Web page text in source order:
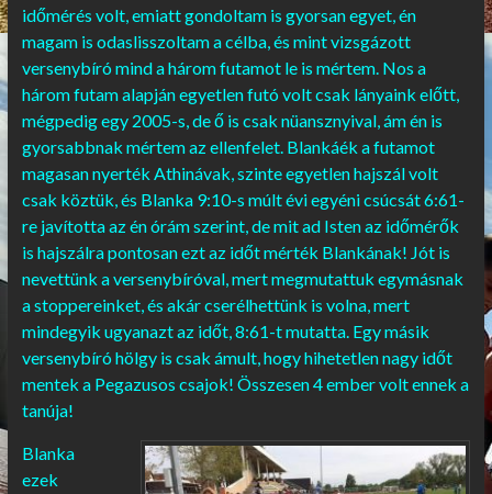
időmérés volt, emiatt gondoltam is gyorsan egyet, én
magam is odaslisszoltam a célba, és mint vizsgázott
versenybíró mind a három futamot le is mértem. Nos a
három futam alapján egyetlen futó volt csak lányaink előtt,
mégpedig egy 2005-s, de ő is csak nüansznyival, ám én is
gyorsabbnak mértem az ellenfelet. Blankáék a futamot
magasan nyerték Athinávak, szinte egyetlen hajszál volt
csak köztük, és Blanka 9:10-s múlt évi egyéni csúcsát 6:61-
re javította az én órám szerint, de mit ad Isten az időmérők
is hajszálra pontosan ezt az időt mérték Blankának! Jót is
nevettünk a versenybíróval, mert megmutattuk egymásnak
a stoppereinket, és akár cserélhettünk is volna, mert
mindegyik ugyanazt az időt, 8:61-t mutatta. Egy másik
versenybíró hölgy is csak ámult, hogy hihetetlen nagy időt
mentek a Pegazusos csajok! Összesen 4 ember volt ennek a
tanúja!
Blanka
ezek